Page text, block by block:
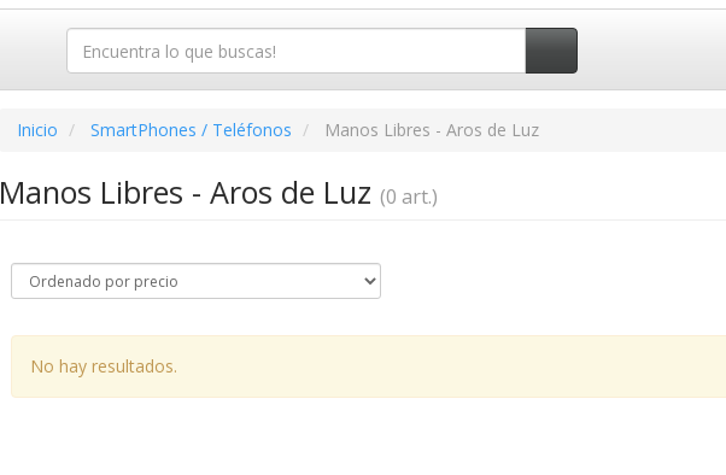
Inicio SmartPhones / Teléfonos Manos Libres - Aros de Luz
Manos Libres - Aros de Luz (0 art.)
No hay resultados.